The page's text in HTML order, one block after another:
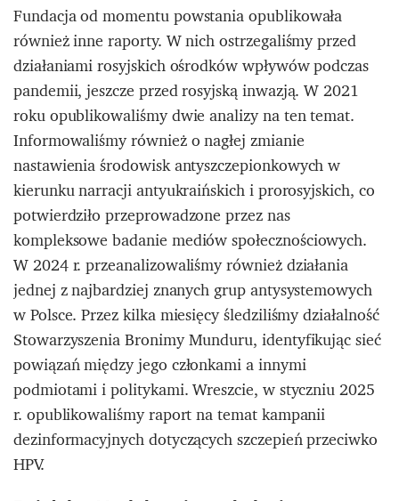
Fundacja od momentu powstania opublikowała
również inne raporty. W nich ostrzegaliśmy przed
działaniami rosyjskich ośrodków wpływów podczas
pandemii, jeszcze przed rosyjską inwazją. W 2021
roku opublikowaliśmy dwie analizy na ten temat.
Informowaliśmy również o nagłej zmianie
nastawienia środowisk antyszczepionkowych w
kierunku narracji antyukraińskich i prorosyjskich, co
potwierdziło przeprowadzone przez nas
kompleksowe badanie mediów społecznościowych.
W 2024 r. przeanalizowaliśmy również działania
jednej z najbardziej znanych grup antysystemowych
w Polsce. Przez kilka miesięcy śledziliśmy działalność
Stowarzyszenia Bronimy Munduru, identyfikując sieć
powiązań między jego członkami a innymi
podmiotami i politykami. Wreszcie, w styczniu 2025
r. opublikowaliśmy raport na temat kampanii
dezinformacyjnych dotyczących szczepień przeciwko
HPV.